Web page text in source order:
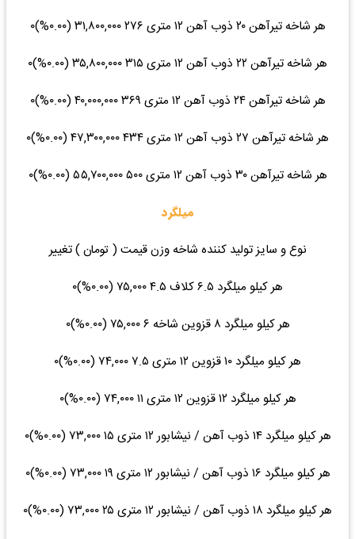
هر شاخه تیرآهن ۲۰ ذوب آهن ۱۲ متری ۲۷۶ ۳۱,۸۰۰,۰۰۰ (۰.۰۰%)۰
هر شاخه تیرآهن ۲۲ ذوب آهن ۱۲ متری ۳۱۵ ۳۵,۸۰۰,۰۰۰ (۰.۰۰%)۰
هر شاخه تیرآهن ۲۴ ذوب آهن ۱۲ متری ۳۶۹ ۴۰,۰۰۰,۰۰۰ (۰.۰۰%)۰
هر شاخه تیرآهن ۲۷ ذوب آهن ۱۲ متری ۴۳۴ ۴۷,۳۰۰,۰۰۰ (۰.۰۰%)۰
هر شاخه تیرآهن ۳۰ ذوب آهن ۱۲ متری ۵۰۰ ۵۵,۷۰۰,۰۰۰ (۰.۰۰%)۰
میلگرد
نوع و سایز تولید کننده شاخه وزن قیمت ( تومان ) تغییر
هر کیلو میلگرد ۶.۵ کلاف ۴.۵ ۷۵,۰۰۰ (۰.۰۰%)۰
هر کیلو میلگرد ۸ قزوین شاخه ۶ ۷۵,۰۰۰ (۰.۰۰%)۰
هر کیلو میلگرد ۱۰ قزوین ۱۲ متری ۷.۵ ۷۴,۰۰۰ (۰.۰۰%)۰
هر کیلو میلگرد ۱۲ قزوین ۱۲ متری ۱۱ ۷۴,۰۰۰ (۰.۰۰%)۰
هر کیلو میلگرد ۱۴ ذوب آهن / نیشابور ۱۲ متری ۱۵ ۷۳,۰۰۰ (۰.۰۰%)۰
هر کیلو میلگرد ۱۶ ذوب آهن / نیشابور ۱۲ متری ۱۹ ۷۳,۰۰۰ (۰.۰۰%)۰
هر کیلو میلگرد ۱۸ ذوب آهن / نیشابور ۱۲ متری ۲۵ ۷۳,۰۰۰ (۰.۰۰%)۰